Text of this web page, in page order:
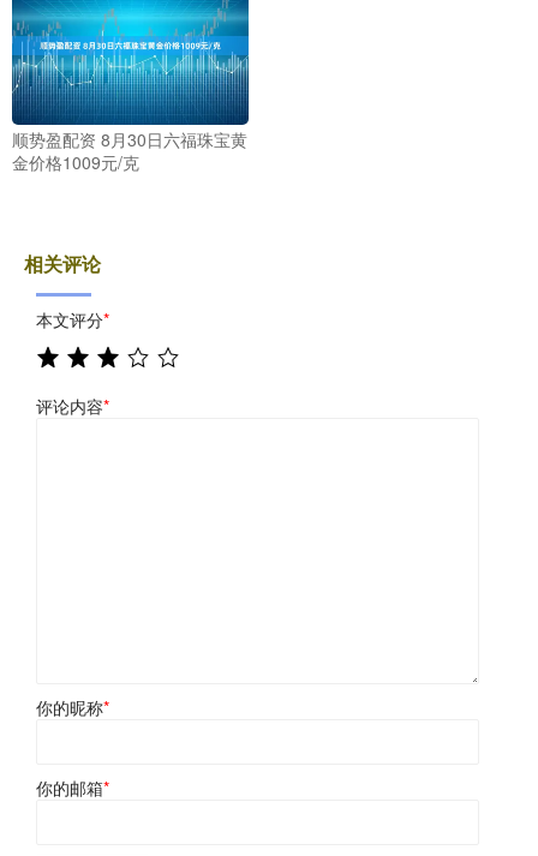
顺势盈配资 8月30日六福珠宝黄
金价格1009元/克
相关评论
本文评分*
评论内容*
你的昵称*
你的邮箱*